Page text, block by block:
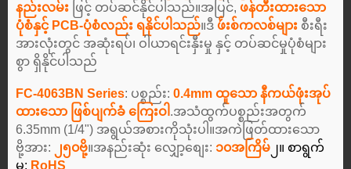
နည်းလမ်း ဖြင့် တပ်ဆင်နိုင်ပါသည်။အပြင်, ဖန်တီးထားသော
ပုံစံနှင့် PCB-ပုံစံလည်း ရနိုင်ပါသည်။ဒီ ဖ်ဴးစ်ကလစ်များ စီးရီး
အားလုံးတွင် အဆုံးရပ်၊ ဝါယာရင်းနှီးမှု နှင့် တပ်ဆင်မှုပုံစံများ
စွာ ရှိနိုင်ပါသည်
FC-4063BN Series: ပစ္စည်း: 0.4mm ထူသော နီကယ်ဖုံးအုပ်
ထားသော ဖြစ်ပျက်ခံ ကြေးဝါ .အသံထွက်ပစ္စည်းအတွက်
6.35mm (1/4") အရွယ်အစားကိုသုံးပါ။အကဲဖြတ်ထားသော
ဗို့အား:
၂၅၀ဗို့။အနည်းဆုံး လျှော့စျေး: ၁၀အကြိမ် ၂။ စာရွက်
မှု: RoHS